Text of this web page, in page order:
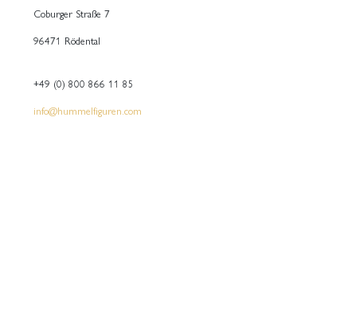
Coburger Straße 7
96471 Rödental
+49 (0) 800 866 11 85
info@hummelfiguren.com